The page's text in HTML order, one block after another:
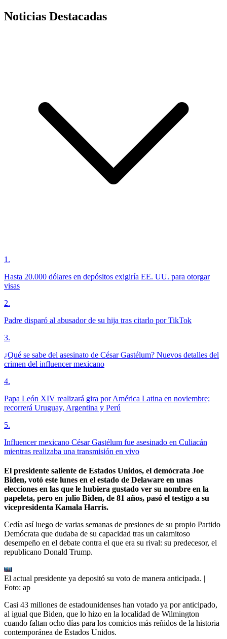
Noticias Destacadas
1 .
Hasta 20.000 dólares en depósitos exigiría EE. UU. para otorgar
visas
2.
Padre disparó al abusador de su hija tras citarlo por TikTok
3.
¿Qué se sabe del asesinato de César Gastélum? Nuevos detalles del
crimen del influencer mexicano
4.
Papa León XIV realizará gira por América Latina en noviembre;
recorrerá Uruguay, Argentina y Perú
5.
Influencer mexicano César Gastélum fue asesinado en Culiacán
mientras realizaba una transmisión en vivo
El presidente saliente de Estados Unidos, el demócrata Joe
Biden, votó este lunes en el estado de Delaware en unas
elecciones en las que le hubiera gustado ver su nombre en la
papeleta, pero en julio Biden, de 81 años, pasó el testigo a su
vicepresidenta Kamala Harris.
Cedía así luego de varias semanas de presiones de su propio Partido
Demócrata que dudaba de su capacidad tras un calamitoso
desempeño en el debate contra el que era su rival: su predecesor, el
republicano Donald Trump.
El actual presidente ya depositó su voto de manera anticipada. |
Foto: ap
Casi 43 millones de estadounidenses han votado ya por anticipado,
al igual que Biden, que lo hizo en la localidad de Wilmington
cuando faltan ocho días para los comicios más reñidos de la historia
contemporánea de Estados Unidos.